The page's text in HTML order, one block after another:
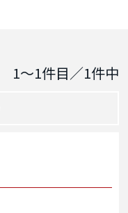
1～1件目／1件中